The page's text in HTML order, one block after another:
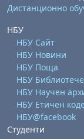
август
август
15 август
неделя, 16 август
август
август
22 август
неделя, 23 август
август
август
29 август
неделя, 30 август
Дистанционно
НБУ
НБУ Сайт
НБУ Новини
НБУ Поща
НБУ
НБУ Научен
НБУ Етичен
НБУ@facebook
Студенти